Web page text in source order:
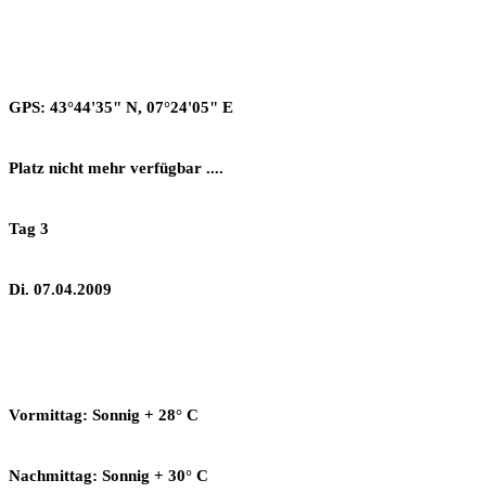
GPS: 43°44'35" N, 07°24'05" E
Platz nicht mehr verfügbar ....
Tag 3
Di. 07.04.2009
Vormittag: Sonnig + 28° C
Nachmittag: Sonnig + 30° C